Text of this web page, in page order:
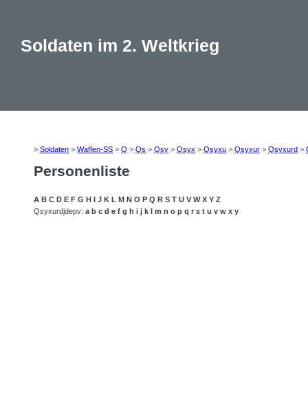
Soldaten im 2. Weltkrieg
> Soldaten > Waffen-SS > Q > Qs > Qsy > Qsyx > Qsyxu > Qsyxur > Qsyxurd >
Personenliste
A B C D E F G H I J K L M N O P Q R S T U V W X Y Z
Qsyxurdjdepv: a b c d e f g h i j k l m n o p q r s t u v w x y